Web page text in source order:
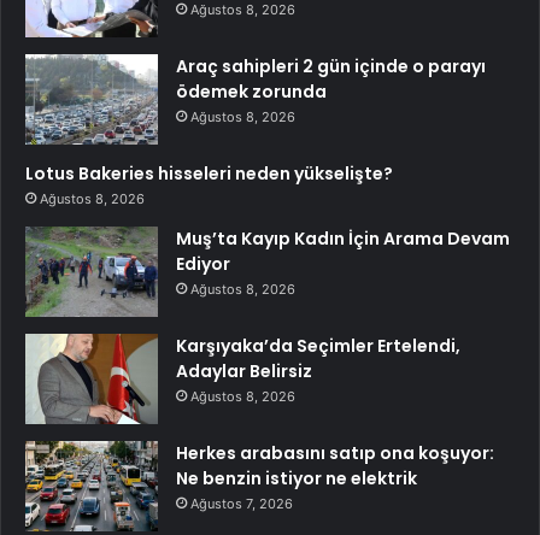
Ağustos 8, 2026
Araç sahipleri 2 gün içinde o parayı
ödemek zorunda
Ağustos 8, 2026
Lotus Bakeries hisseleri neden yükselişte?
Ağustos 8, 2026
Muş’ta Kayıp Kadın İçin Arama Devam
Ediyor
Ağustos 8, 2026
Karşıyaka’da Seçimler Ertelendi,
Adaylar Belirsiz
Ağustos 8, 2026
Herkes arabasını satıp ona koşuyor:
Ne benzin istiyor ne elektrik
Ağustos 7, 2026